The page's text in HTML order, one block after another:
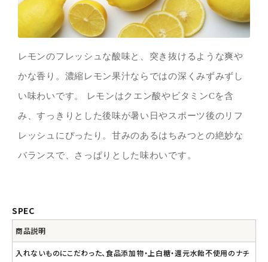
レモンのフレッシュな酸味と、突き抜けるような爽や
かな香り。濃縮レモン果汁ならではの深くみずみずし
い味わいです。 レモンはクエン酸やビタミンCを含
み、すっきりとした後味が暑い日やスポーツ後のリフ
レッシュにぴったり。甘みのあるはちみつとの絶妙な
バランスで、さっぱりとした味わいです。
SPEC
商品説明
入れないものにこだわった、食品添加物・上白糖・還元水飴不使用のナチ